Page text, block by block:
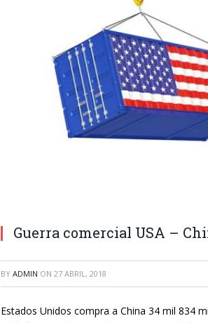
Guerra comercial USA –
BY ADMIN ON 27 ABRIL, 2018
Estados Unidos compra a China 34 mil 834